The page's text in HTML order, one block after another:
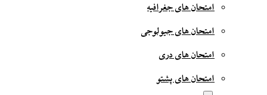
امتحان های جغرافیه
امتحان های جیولوجی
امتحان های دری
امتحان های پشتو